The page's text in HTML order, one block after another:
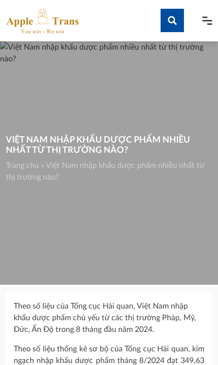
content
Tìm kiếm
VIỆT NAM NHẬP KHẨU DƯỢC PHẨM NHIỀU
NHẤT TỪ THỊ TRƯỜNG NÀO?
Trang chủ » Việt Nam nhập khẩu dược phẩm nhiều nhất từ
thị trường nào?
Theo số liệu của Tổng cục Hải quan, Việt Nam nhập
khẩu dược phẩm chủ yếu từ các thị trường Pháp, Mỹ,
Đức, Ấn Độ trong 8 tháng đầu năm 2024.
Theo số liệu thống kê sơ bộ của Tổng cục Hải quan, kim
ngạch nhập khẩu dược phẩm tháng 8/2024 đạt 349,63